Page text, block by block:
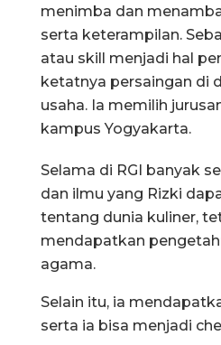
menimba dan
serta keterampilan.
atau skill menjadi hal
ketatnya persaingan di
usaha. Ia memilih
kampus Yogyakarta.
Selama di RGI banyak
dan ilmu yang Rizki
tentang dunia kuliner,
mendapatkan
agama.
Selain itu, ia
serta ia bisa menjadi